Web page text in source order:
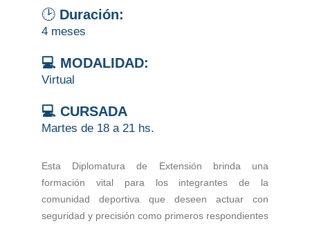
🕑 Duración:
4 meses
💻 MODALIDAD:
Virtual
💻 CURSADA
Martes de 18 a 21 hs.
Esta Diplomatura de Extensión brinda una
formación vital para los integrantes de la
comunidad deportiva que deseen actuar con
seguridad y precisión como primeros respondientes